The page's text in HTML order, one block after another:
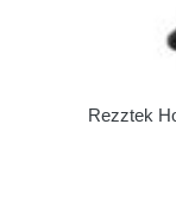
Rezztek